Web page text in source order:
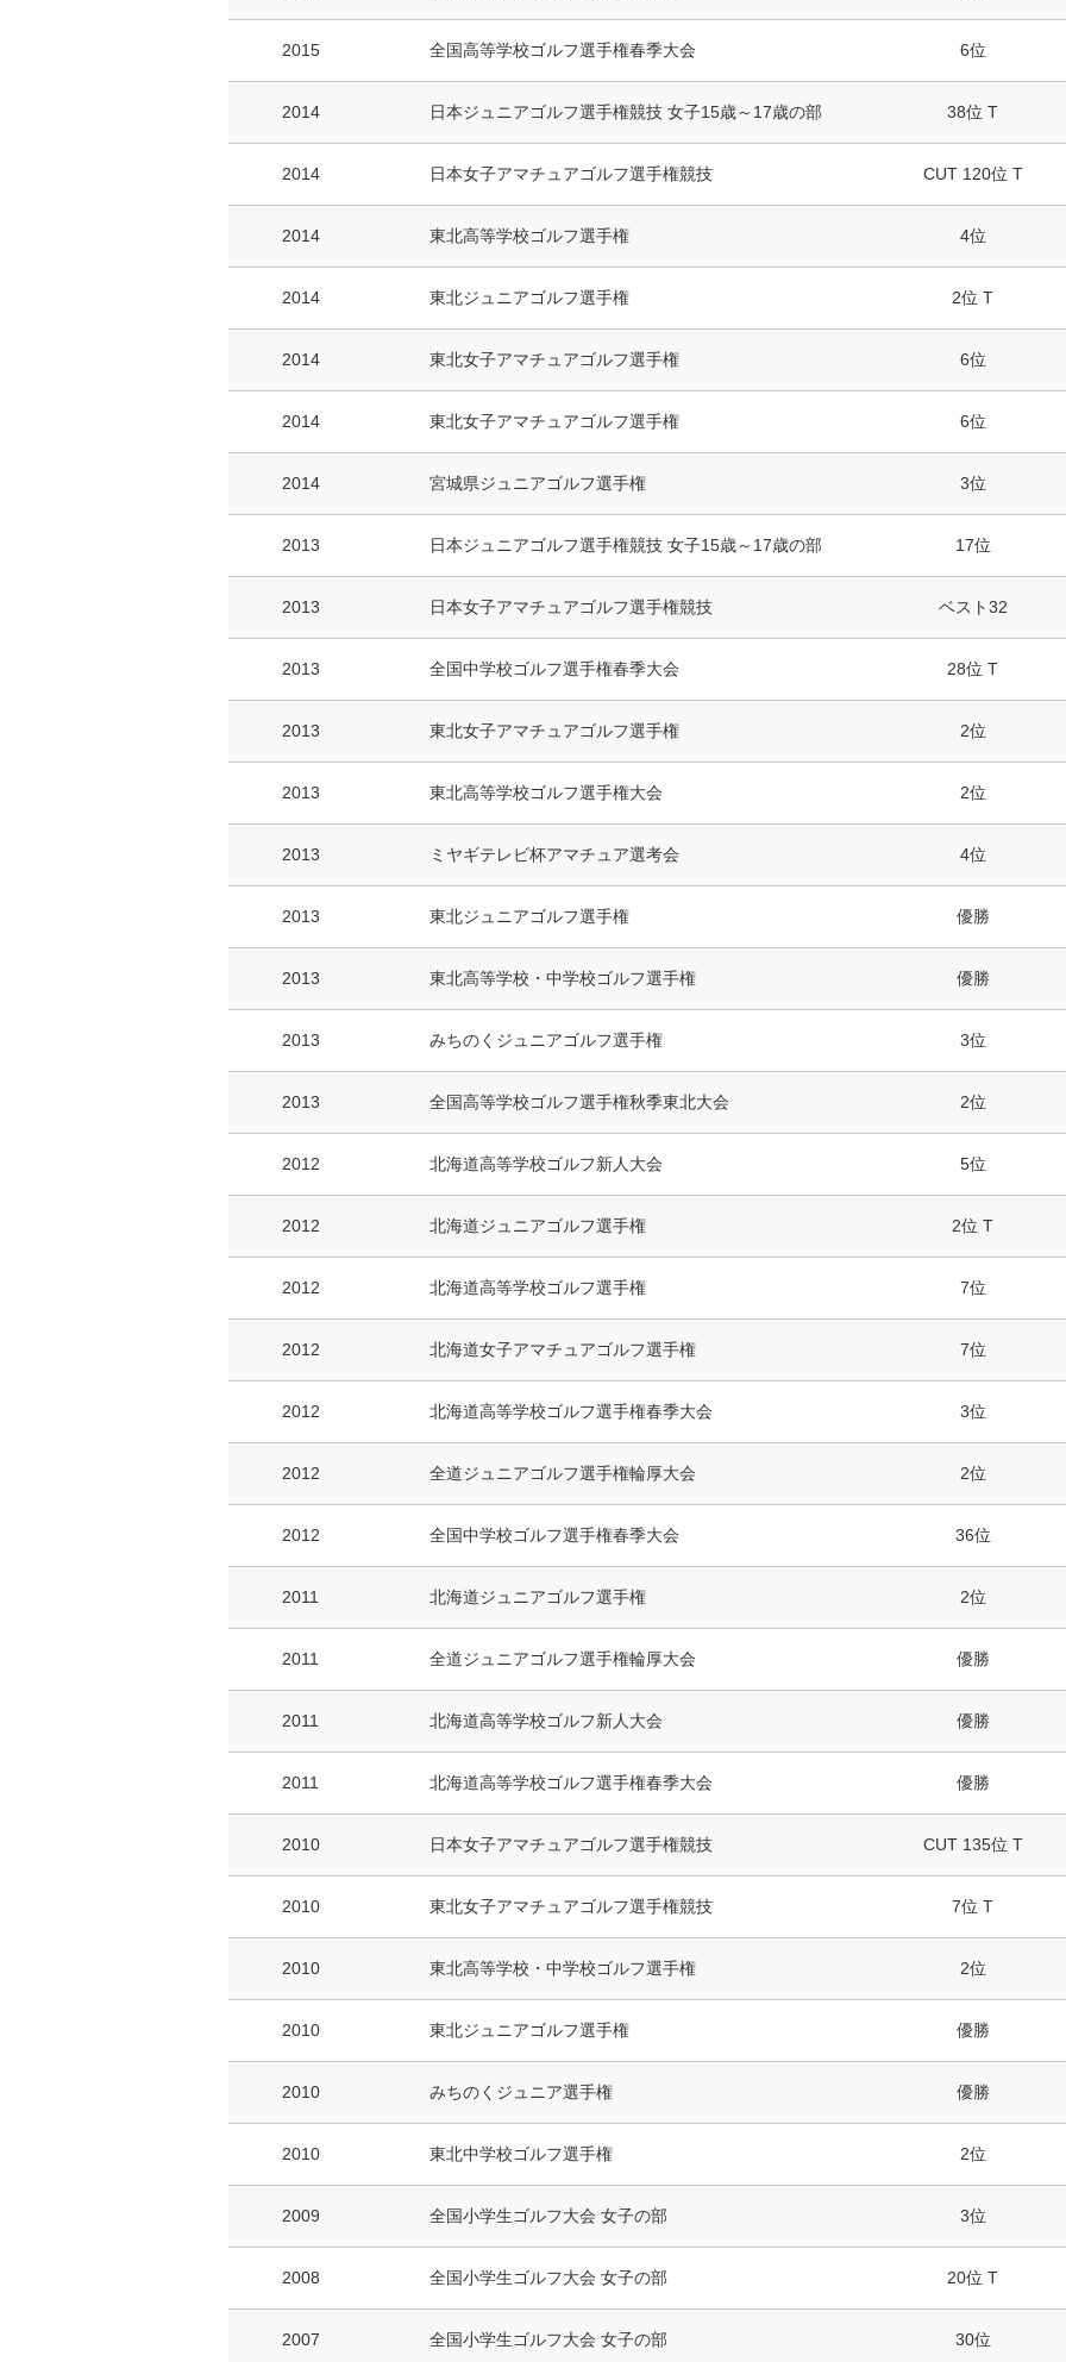
2015 全国高等学校ゴルフ選手権春季大会 6位
2014 日本ジュニアゴルフ選手権競技 女子15歳～17歳の部 38位 T
2014 日本女子アマチュアゴルフ選手権競技 CUT 120位 T
2014 東北高等学校ゴルフ選手権 4位
2014 東北ジュニアゴルフ選手権 2位 T
2014 東北女子アマチュアゴルフ選手権 6位
2014 東北女子アマチュアゴルフ選手権 6位
2014 宮城県ジュニアゴルフ選手権 3位
2013 日本ジュニアゴルフ選手権競技 女子15歳～17歳の部 17位
2013 日本女子アマチュアゴルフ選手権競技 ベスト32
2013 全国中学校ゴルフ選手権春季大会 28位 T
2013 東北女子アマチュアゴルフ選手権 2位
2013 東北高等学校ゴルフ選手権大会 2位
2013 ミヤギテレビ杯アマチュア選考会 4位
2013 東北ジュニアゴルフ選手権 優勝
2013 東北高等学校・中学校ゴルフ選手権 優勝
2013 みちのくジュニアゴルフ選手権 3位
2013 全国高等学校ゴルフ選手権秋季東北大会 2位
2012 北海道高等学校ゴルフ新人大会 5位
2012 北海道ジュニアゴルフ選手権 2位 T
2012 北海道高等学校ゴルフ選手権 7位
2012 北海道女子アマチュアゴルフ選手権 7位
2012 北海道高等学校ゴルフ選手権春季大会 3位
2012 全道ジュニアゴルフ選手権輪厚大会 2位
2012 全国中学校ゴルフ選手権春季大会 36位
2011 北海道ジュニアゴルフ選手権 2位
2011 全道ジュニアゴルフ選手権輪厚大会 優勝
2011 北海道高等学校ゴルフ新人大会 優勝
2011 北海道高等学校ゴルフ選手権春季大会 優勝
2010 日本女子アマチュアゴルフ選手権競技 CUT 135位 T
2010 東北女子アマチュアゴルフ選手権競技 7位 T
2010 東北高等学校・中学校ゴルフ選手権 2位
2010 東北ジュニアゴルフ選手権 優勝
2010 みちのくジュニア選手権 優勝
2010 東北中学校ゴルフ選手権 2位
2009 全国小学生ゴルフ大会 女子の部 3位
2008 全国小学生ゴルフ大会 女子の部 20位 T
2007 全国小学生ゴルフ大会 女子の部 30位